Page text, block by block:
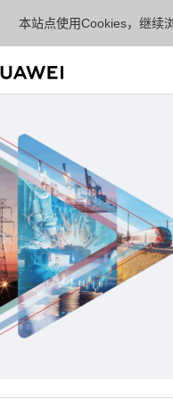
本站点使用Cookies，继续